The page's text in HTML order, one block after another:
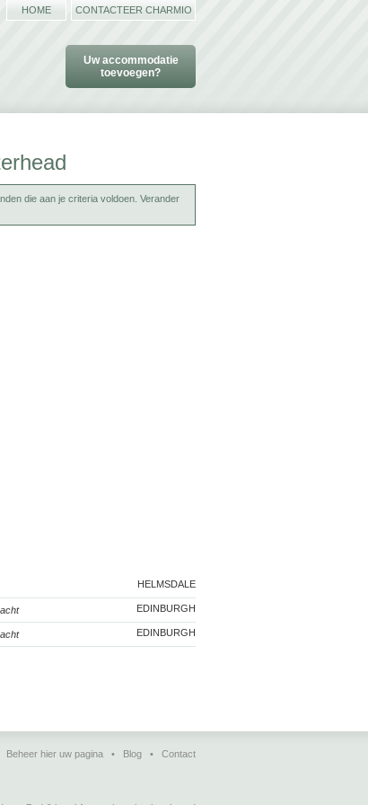
Uw accommodatie
toevoegen?
HOME CONTACTEER CHARMIO
die aan je criteria voldoen. Verander
HELMSDALE
EDINBURGH
EDINBURGH
Beheer hier uw pagina • Blog • Contact